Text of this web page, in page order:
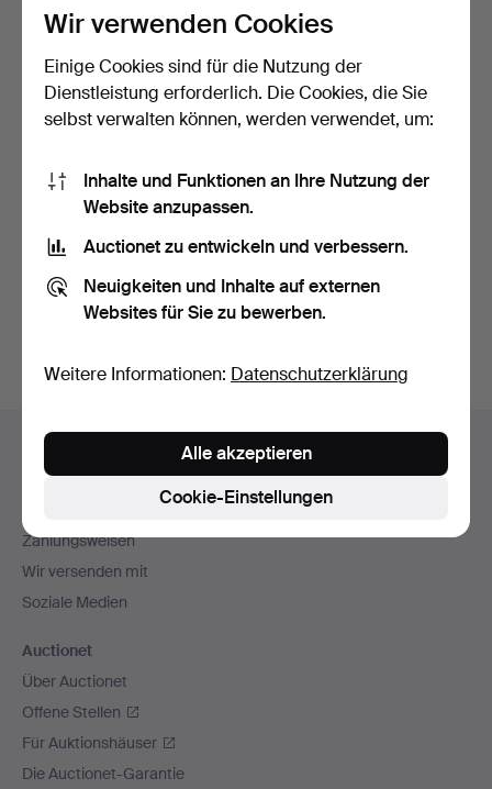
BÖHMISCHE
ÜBERFANGGLAS-
DECKENLEUCHTE IN BE…
6 Tage
135 USD
Sie können auch inBeendete Auktionen aus unserem
suchen.
Fußzeilen-
Kontakt mit dem Support aufnehmen
Zahlungsweisen
Wir versenden mit
Soziale Medien
Auctionet
Über Auctionet
Offene Stellen
Für Auktionshäuser
Die Auctionet-Garantie
Wir verwenden Cookies
Einige Cookies sind für die Nutzung der
Dienstleistung erforderlich. Die Cookies, die Sie
selbst verwalten können, werden verwendet, um:
Inhalte und Funktionen an Ihre Nutzung der
Website anzupassen.
Auctionet zu entwickeln und verbessern.
Neuigkeiten und Inhalte auf externen
Websites für Sie zu bewerben.
Weitere Informationen: Datenschutzerklärung
Cookie-Einstellungen
Alle akzeptieren